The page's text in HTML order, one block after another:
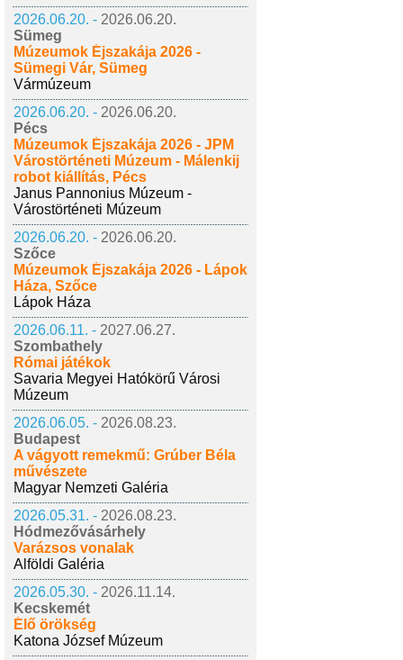
2026.06.20. - 2026.06.20.
Sümeg
Múzeumok Éjszakája 2026 -
Sümegi Vár, Sümeg
Vármúzeum
2026.06.20. - 2026.06.20.
Pécs
Múzeumok Éjszakája 2026 - JPM
Várostörténeti Múzeum - Málenkij
robot kiállítás, Pécs
Janus Pannonius Múzeum -
Várostörténeti Múzeum
2026.06.20. - 2026.06.20.
Szőce
Múzeumok Éjszakája 2026 - Lápok
Háza, Szőce
Lápok Háza
2026.06.11. - 2027.06.27.
Szombathely
Római játékok
Savaria Megyei Hatókörű Városi
Múzeum
2026.06.05. - 2026.08.23.
Budapest
A vágyott remekmű: Grúber Béla
művészete
Magyar Nemzeti Galéria
2026.05.31. - 2026.08.23.
Hódmezővásárhely
Varázsos vonalak
Alföldi Galéria
2026.05.30. - 2026.11.14.
Kecskemét
Élő örökség
Katona József Múzeum